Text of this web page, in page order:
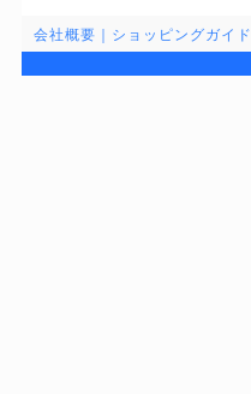
会社概要 ショッピングガイド